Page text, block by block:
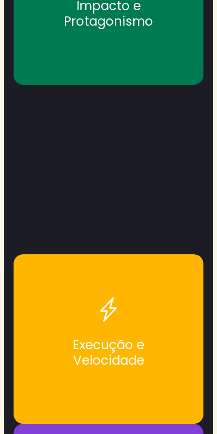
Impacto e
Protagonismo
Nada de esperar que alguém resolva. A
gente arregaça as mangas, pega pra
Execução e
Velocidade
Não é correria à toa. É foco no que
importa e mão na massa rápido para